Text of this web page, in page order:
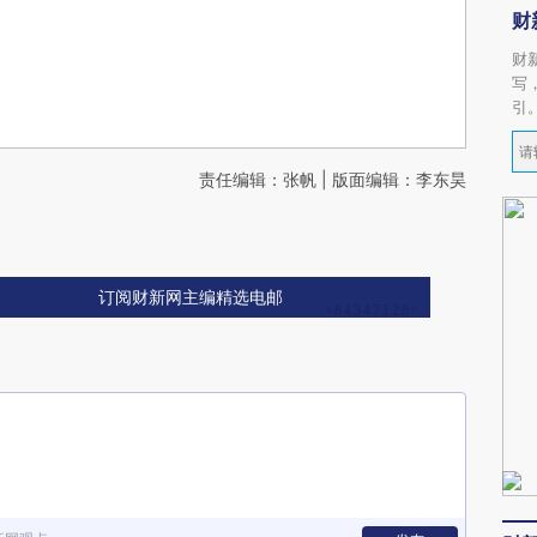
责任编辑：张帆 | 版面编辑：李东昊
订阅财新网主编精选电邮
财
财
写
引